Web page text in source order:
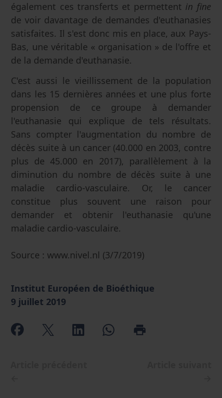
également ces transferts et permettent in fine
de voir davantage de demandes d'euthanasies
satisfaites. Il s'est donc mis en place, aux Pays-
Bas, une véritable « organisation » de l'offre et
de la demande d'euthanasie.
C'est aussi le vieillissement de la population
dans les 15 dernières années et une plus forte
propension de ce groupe à demander
l'euthanasie qui explique de tels résultats.
Sans compter l'augmentation du nombre de
décès suite à un cancer (40.000 en 2003, contre
plus de 45.000 en 2017), parallèlement à la
diminution du nombre de décès suite à une
maladie cardio-vasculaire. Or, le cancer
constitue plus souvent une raison pour
demander et obtenir l'euthanasie qu'une
maladie cardio-vasculaire.
Source : www.nivel.nl (3/7/2019)
Institut Européen de Bioéthique
9 juillet 2019